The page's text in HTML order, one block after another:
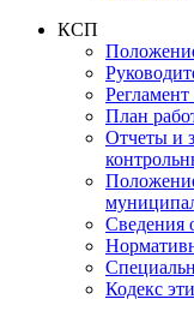
КСП
План
Отчеты и
Сведения
Кодекс